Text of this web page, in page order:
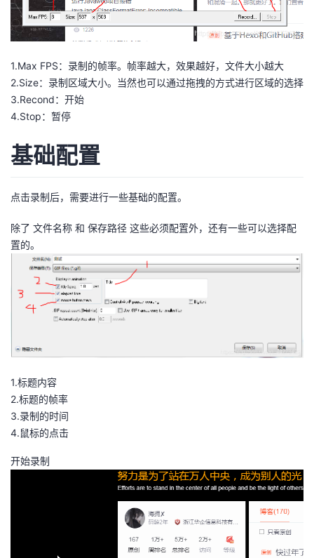
1.Max FPS：录制的帧率。帧率越大，效果越好，文件大小越大
2.Size：录制区域大小。当然也可以通过拖拽的方式进行区域的选择
3.Recond：开始
4.Stop：暂停
基础配置
点击录制后，需要进行一些基础的配置。
除了 文件名称 和 保存路径 这些必须配置外，还有一些可以选择配
置的。
1.标题内容
2.标题的帧率
3.录制的时间
4.鼠标的点击
开始录制